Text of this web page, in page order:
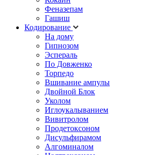
Феназепам
Гашиш
Кодирование
На дому
Гипнозом
Эспераль
По Довженко
Торпедо
Вшивание ампулы
Двойной Блок
Уколом
Иглоукалыванием
Вивитролом
Продетоксоном
Дисульфирамом
Алгоминалом